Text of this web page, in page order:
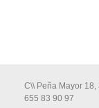
C\\ Peña Mayor
655 83 90 97